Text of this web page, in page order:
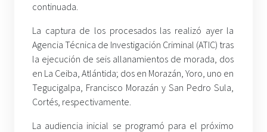
continuada.
La captura de los procesados las realizó ayer la
Agencia Técnica de Investigación Criminal (ATIC) tras
la ejecución de seis allanamientos de morada, dos
en La Ceiba, Atlántida; dos en Morazán, Yoro, uno en
Tegucigalpa, Francisco Morazán y San Pedro Sula,
Cortés, respectivamente.
La audiencia inicial se programó para el próximo